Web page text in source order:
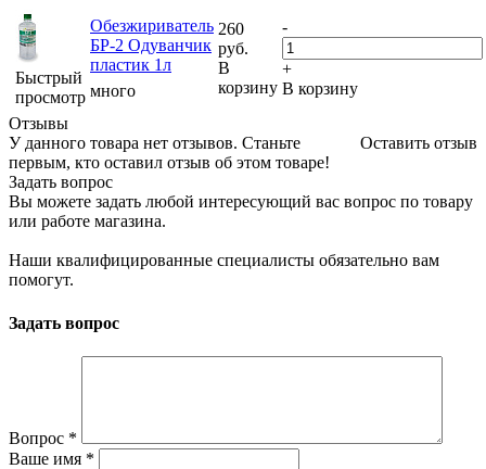
Быстрый
просмотр
Обезжириватель
БР-2 Одуванчик
пластик 1л
много
260
руб.
В
корзину
-
+
В корзину
Отзывы
Оставить отзыв
У данного товара нет отзывов. Станьте
первым, кто оставил отзыв об этом товаре!
Задать вопрос
Вы можете задать любой интересующий вас вопрос по товару
или работе магазина.
Наши квалифицированные специалисты обязательно вам
помогут.
Задать вопрос
Вопрос *
Ваше имя *